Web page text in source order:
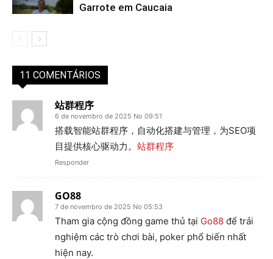
Garrote em Caucaia
11 COMENTÁRIOS
站群程序
6 de novembro de 2025 No 09:51
搭载智能站群程序，自动化搭建与管理，为SEO项
目提供核心驱动力。 站群程序
Responder
GO88
7 de novembro de 2025 No 05:53
Tham gia cộng đồng game thủ tại Go88 để trải
nghiệm các trò chơi bài, poker phổ biến nhất
hiện nay.